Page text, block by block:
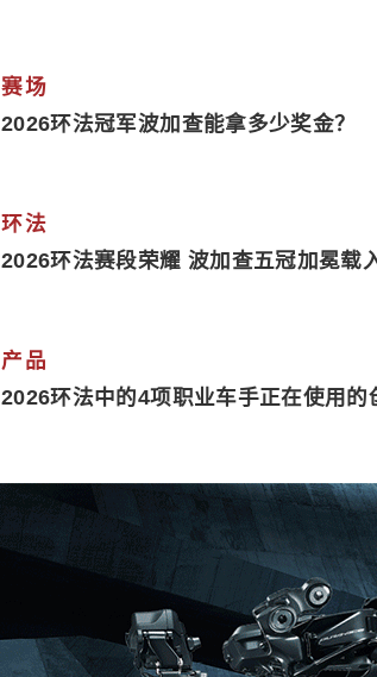
赛场
2026环法冠军波加查能拿多少奖金？
环法
2026环法赛段荣耀 波加查五冠加冕载
产品
2026环法中的4项职业车手正在使用的